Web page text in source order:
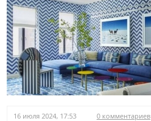
16 июля 2024, 17:53 0 комментариев